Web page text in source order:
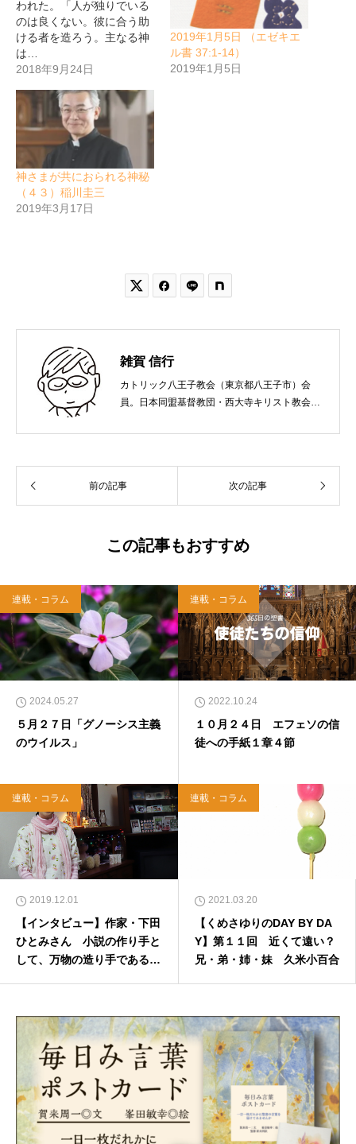
われた。「人が独りでいる
のは良くない。彼に合う助
ける者を造ろう。主なる神
は…
2018年9月24日
2019年1月5日 （エゼキエ
ル書 37:1-14）
2019年1月5日
神さまが共におられる神秘
（４３）稲川圭三
2019年3月17日
 
雑賀 信行
カトリック八王子教会（東京都八王子市）会
員。日本同盟基督教団・西大寺キリスト教会
れ。関西学院大学社会学部卒業。９０年代、い
て、雜賀編集工房として独立。
前の記事 次の記事
この記事もおすすめ
連載・コラム
2024.05.27
５月２７日「グノーシス主義
のウイルス」
連載・コラム
2022.10.24
１０月２４日 エフェソの信
徒への手紙１章４節
連載・コラム
2019.12.01
【インタビュー】作家・下田
ひとみさん 小説の作り手と
して、万物の造り手である神
連載・コラム
2021.03.20
【くめさゆりのDAY BY DA
Y】第１１回 近くて遠い？
兄・弟・姉・妹 久米小百合